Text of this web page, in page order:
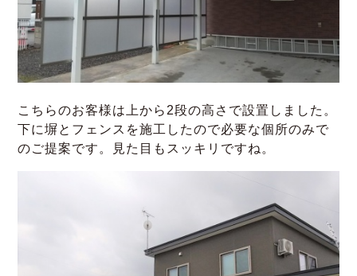
こちらのお客様は上から2段の高さで設置しました。
下に塀とフェンスを施工したので必要な個所のみで
のご提案です。見た目もスッキリですね。